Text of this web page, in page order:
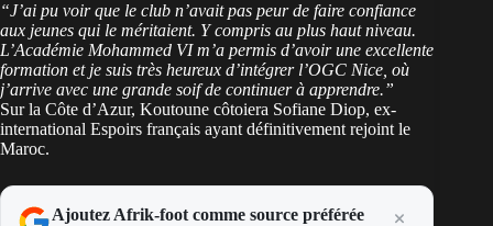
“J’ai pu voir que le club n’avait pas peur de faire confiance
aux jeunes qui le méritaient. Y compris au plus haut niveau.
L’Académie Mohammed VI m’a permis d’avoir une excellente
formation et je suis très heureux d’intégrer l’OGC Nice, où
j’arrive avec une grande soif de continuer à apprendre.”
Sur la Côte d’Azur, Koutoune côtoiera Sofiane Diop, ex-
international Espoirs français ayant définitivement rejoint le
Maroc.
Ajoutez Afrik-foot comme source préférée